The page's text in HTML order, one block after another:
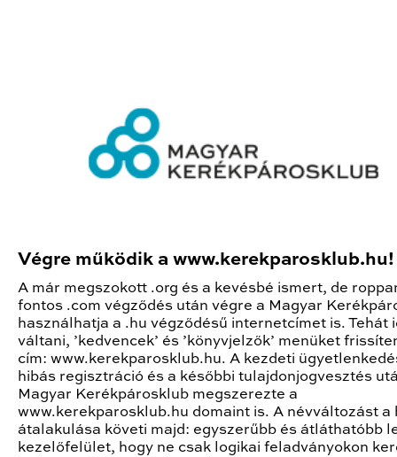
Végre működik a www.kerekparosklub.hu!
A már megszokott .org és a kevésbé ismert, de
fontos .com végződés után végre a Magyar
használhatja a .hu végződésű internetcímet is. Tehát
váltani, ’kedvencek’ és ’könyvjelzők’ menüket
cím: www.kerekparosklub.hu. A kezdeti
hibás regisztráció és a későbbi tulajdonjogvesztés
Magyar Kerékpárosklub megszerezte a
www.kerekparosklub.hu domaint is. A névváltozást a
átalakulása követi majd: egyszerűbb és átláthatóbb
kezelőfelület, hogy ne csak logikai feladványokon